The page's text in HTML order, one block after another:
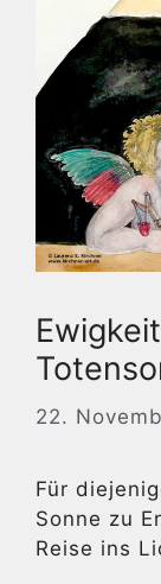
22.
Für
Sonne zu
Reise ins